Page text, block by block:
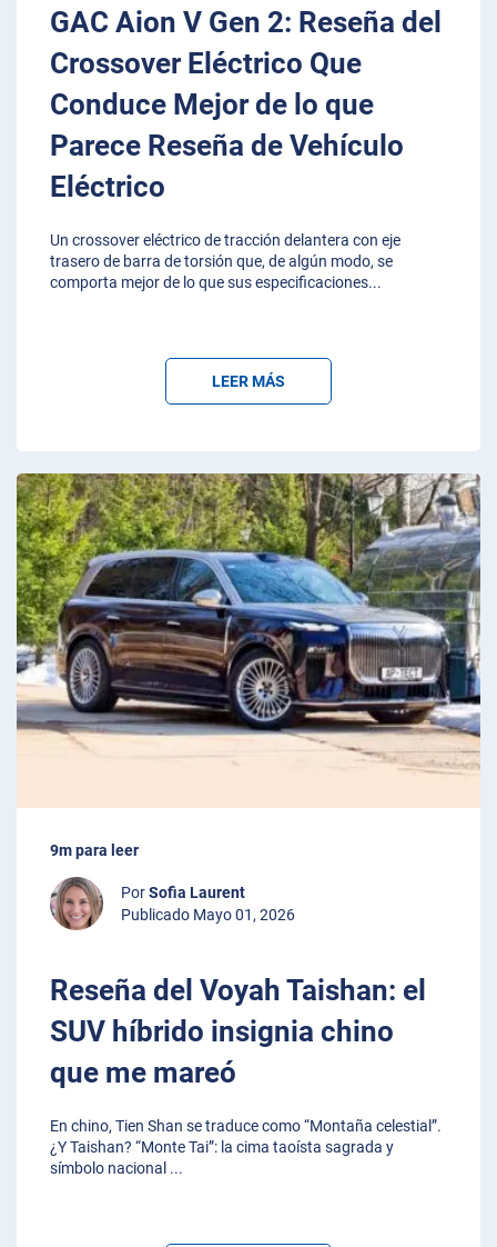
GAC Aion V Gen 2: Reseña del
Crossover Eléctrico Que
Conduce Mejor de lo que
Parece Reseña de Vehículo
Eléctrico
Un crossover eléctrico de tracción delantera con eje
trasero de barra de torsión que, de algún modo, se
comporta mejor de lo que sus especificaciones...
LEER MÁS
9m para leer
PorSofia Laurent
Publicado Mayo 01, 2026
Reseña del Voyah Taishan: el
SUV híbrido insignia chino
que me mareó
En chino, Tien Shan se traduce como “Montaña celestial”.
¿Y Taishan? “Monte Tai”: la cima taoísta sagrada y
símbolo nacional ...